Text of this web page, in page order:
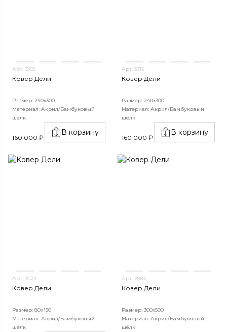
Арт. 3393
Ковер Дели
Размер: 240х300
Материал: Акрил/Бамбуковый
шёлк
160 000 ₽
В корзину
Арт. 3312
Ковер Дели
Размер: 240х300
Материал: Акрил/Бамбуковый
шёлк
160 000 ₽
В корзину
Арт. 3023
Ковер Дели
Размер: 80x150
Материал: Акрил/Бамбуковый
шёлк
Арт. 2883
Ковер Дели
Размер: 300х500
Материал: Акрил/Бамбуковый
шёлк